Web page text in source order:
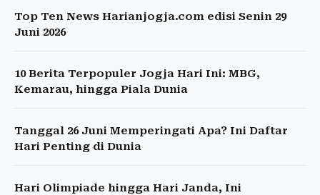
Top Ten News Harianjogja.com edisi Senin 29
Juni 2026
10 Berita Terpopuler Jogja Hari Ini: MBG,
Kemarau, hingga Piala Dunia
Tanggal 26 Juni Memperingati Apa? Ini Daftar
Hari Penting di Dunia
Hari Olimpiade hingga Hari Janda, Ini